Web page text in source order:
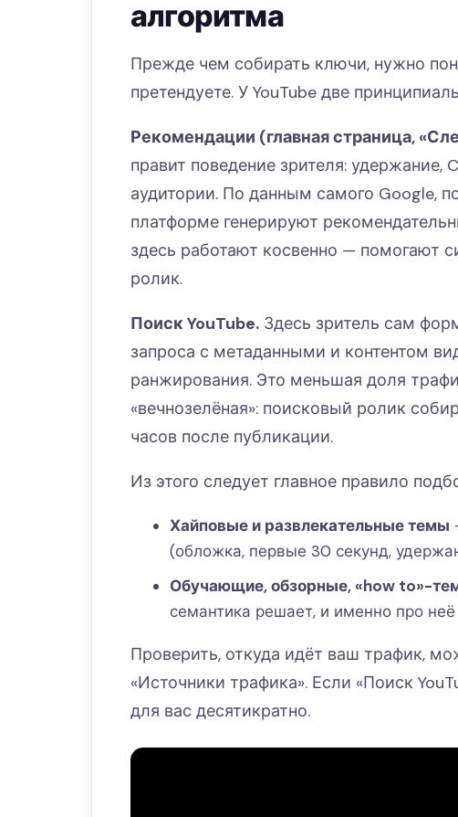
алгоритма
Прежде чем собирать ключи, нужно
претендуете. У YouTube две
Рекомендации (главная страница,
правит поведение зрителя:
аудитории. По данным самого Google,
платформе генерируют
здесь работают косвенно — помогают
ролик.
Поиск YouTube. Здесь зритель сам
запроса с метаданными и контентом
ранжирования. Это меньшая доля
«вечнозелёная»: поисковый ролик
часов после публикации.
Из этого следует главное правило
Хайповые и развлекательные темы
(обложка, первые 30 секунд,
Обучающие, обзорные, «how to»-
семантика решает, и именно про неё
Проверить, откуда идёт ваш трафик,
«Источники трафика». Если «Поиск
для вас десятикратно.